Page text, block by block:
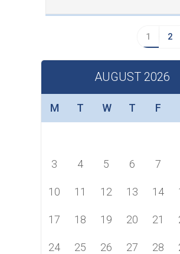
1 2
AUGUST 2026
M T W T F
3 4 5 6 7
10 11 12 13 14
17 18 19 20 21
24 25 26 27 28